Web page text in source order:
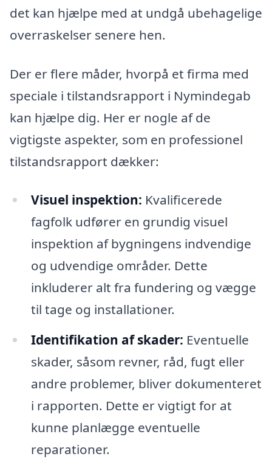
det kan hjælpe med at undgå ubehagelige
overraskelser senere hen.
Der er flere måder, hvorpå et firma med
speciale i tilstandsrapport i Nymindegab
kan hjælpe dig. Her er nogle af de
vigtigste aspekter, som en professionel
tilstandsrapport dækker:
Visuel inspektion: Kvalificerede
fagfolk udfører en grundig visuel
inspektion af bygningens indvendige
og udvendige områder. Dette
inkluderer alt fra fundering og vægge
til tage og installationer.
Identifikation af skader: Eventuelle
skader, såsom revner, råd, fugt eller
andre problemer, bliver dokumenteret
i rapporten. Dette er vigtigt for at
kunne planlægge eventuelle
reparationer.